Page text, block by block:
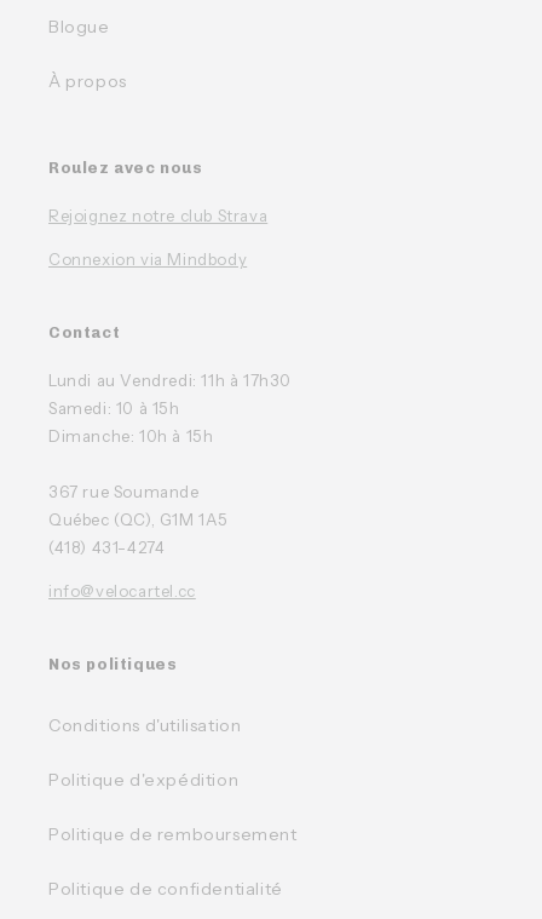
Blogue
À propos
Roulez avec nous
Rejoignez notre club Strava
Connexion via Mindbody
Contact
Lundi au Vendredi: 11h à 17h30
Samedi: 10 à 15h
Dimanche: 10h à 15h
367 rue Soumande
Québec (QC), G1M 1A5
(418) 431-4274
info@velocartel.cc
Nos politiques
Conditions d'utilisation
Politique d'expédition
Politique de remboursement
Politique de confidentialité